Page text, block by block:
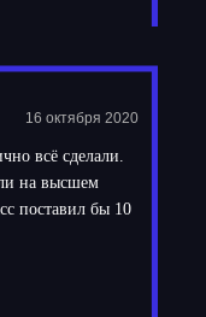
16 октября 2020
всё сделали.
на высшем
поставил бы 10